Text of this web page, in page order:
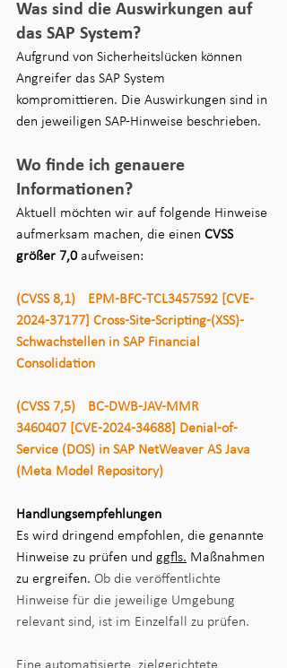
Was sind die Auswirkungen auf
das SAP System?
Aufgrund von Sicherheitslücken können
Angreifer das SAP System
kompromittieren. Die Auswirkungen sind in
den jeweiligen SAP-Hinweise beschrieben.
Wo finde ich genauere
Informationen?
Aktuell möchten wir auf folgende Hinweise
aufmerksam machen, die einen CVSS
größer 7,0 aufweisen:
(CVSS 8,1)	EPM-BFC-TCL3457592 [CVE-
2024-37177] Cross-Site-Scripting-(XSS)-
Schwachstellen in SAP Financial
Consolidation
(CVSS 7,5)	BC-DWB-JAV-MMR
3460407 [CVE-2024-34688] Denial-of-
Service (DOS) in SAP NetWeaver AS Java
(Meta Model Repository)
Handlungsempfehlungen
Es wird dringend empfohlen, die genannte
Hinweise zu prüfen und ggfls. Maßnahmen
zu ergreifen. Ob die veröffentlichte
Hinweise für die jeweilige Umgebung
relevant sind, ist im Einzelfall zu prüfen.